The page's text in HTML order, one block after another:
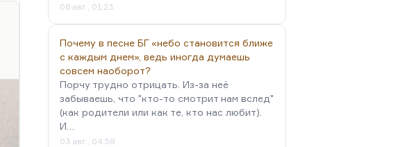
06 авг., 01:23
Почему в песне БГ «небо становится ближе
с каждым днем», ведь иногда думаешь
совсем наоборот?
Порчу трудно отрицать. Из-за неё
забываешь, что "кто-то смотрит нам вслед"
(как родители или как те, кто нас любит).
И…
03 авг., 04:58